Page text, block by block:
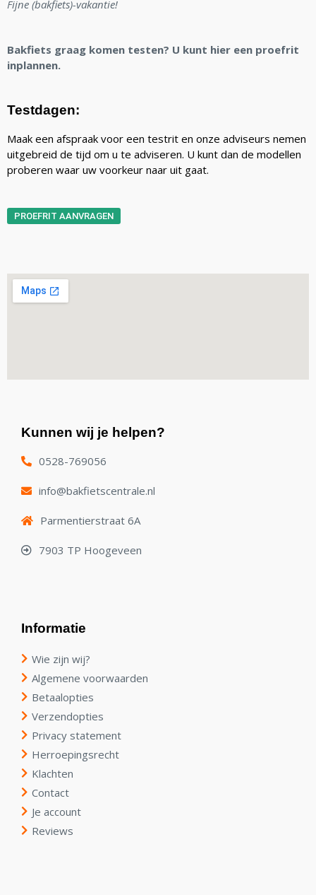
Fijne (bakfiets)-vakantie!
Bakfiets graag komen testen? U kunt hier een proefrit
inplannen.
Testdagen:
Maak een afspraak voor een testrit en onze adviseurs nemen
uitgebreid de tijd om u te adviseren. U kunt dan de modellen
proberen waar uw voorkeur naar uit gaat.
PROEFRIT AANVRAGEN
Kunnen wij je helpen?
0528-769056
info@bakfietscentrale.nl
Parmentierstraat 6A
7903 TP Hoogeveen
Informatie
Wie zijn wij?
Algemene voorwaarden
Betaalopties
Verzendopties
Privacy statement
Herroepingsrecht
Klachten
Contact
Je account
Reviews